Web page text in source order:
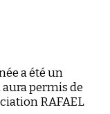
a été un
permis de
RAFAEL